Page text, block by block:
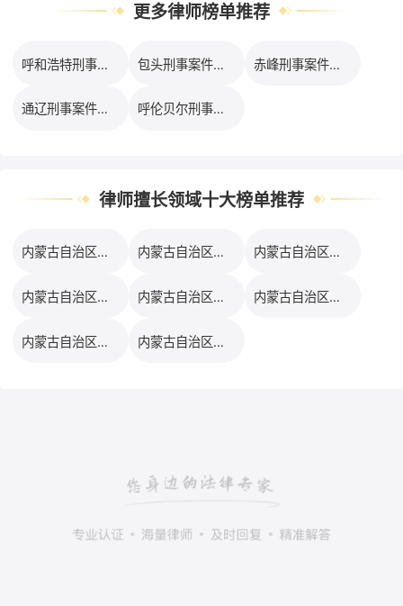
更多律师榜单推荐
呼和浩特刑事案件律师口碑排行榜 包头刑事案件律师口碑排行榜 赤峰刑事案件律师口碑排行榜
通辽刑事案件律师口碑排行榜 呼伦贝尔刑事案件律师口碑排行榜
律师擅长领域十大榜单推荐
内蒙古自治区婚姻家事律师口碑排行榜 内蒙古自治区工伤事故律师口碑排行榜 内蒙古自治区合同纠纷律师口碑排行榜
内蒙古自治区建筑工程律师口碑排行榜 内蒙古自治区交通事故律师口碑排行榜 内蒙古自治区劳资纠纷律师口碑排行榜
内蒙古自治区企业法务律师口碑排行榜 内蒙古自治区债权债务律师口碑排行榜